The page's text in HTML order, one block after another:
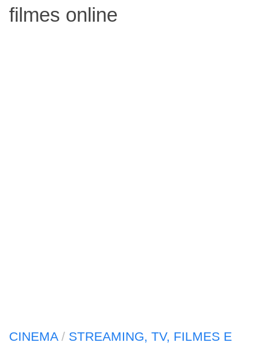
filmes online
CINEMA/ STREAMING, TV, FILMES E